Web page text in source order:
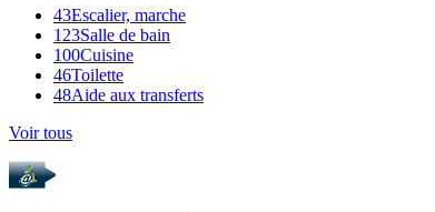
43Escalier, marche
123Salle de bain
100Cuisine
46Toilette
48Aide aux transferts
Voir tous